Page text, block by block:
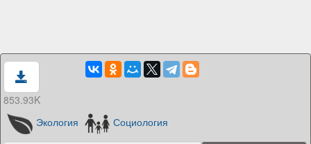
853.93K
Экология
Социология